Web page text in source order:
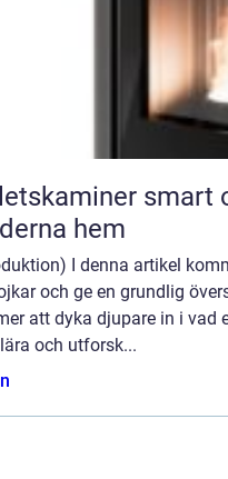
smart och hållbar värme för
hem
I denna artikel
och ge en grundlig
att dyka djupare in i vad
och utforsk...